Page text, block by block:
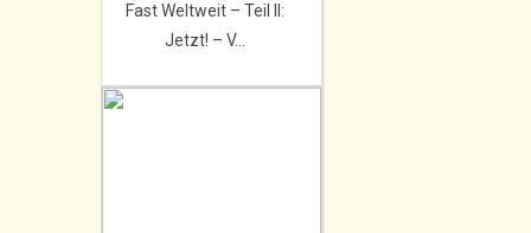
Fast Weltweit – Teil II:
Jetzt! – V...